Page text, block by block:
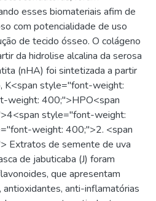
esses biomateriais afim de
com potencialidade de uso
de tecido ósseo. O colágeno
da hidrolise alcalina da serosa
(nHA) foi sintetizada a partir
K<span style="font-weight:
weight: 400;">HPO<span
style="font-weight:
weight: 400;">2. <span
Extratos de semente de uva
de jabuticaba (J) foram
que apresentam
anti-inflamatórias